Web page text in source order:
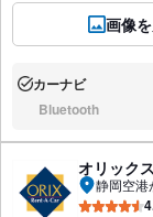
画像
あり:カーナビ
なし:Bluetooth
オリック
静岡空港